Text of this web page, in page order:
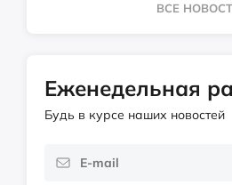
ВСЕ
Еженедельная
Будь в курсе наших новостей